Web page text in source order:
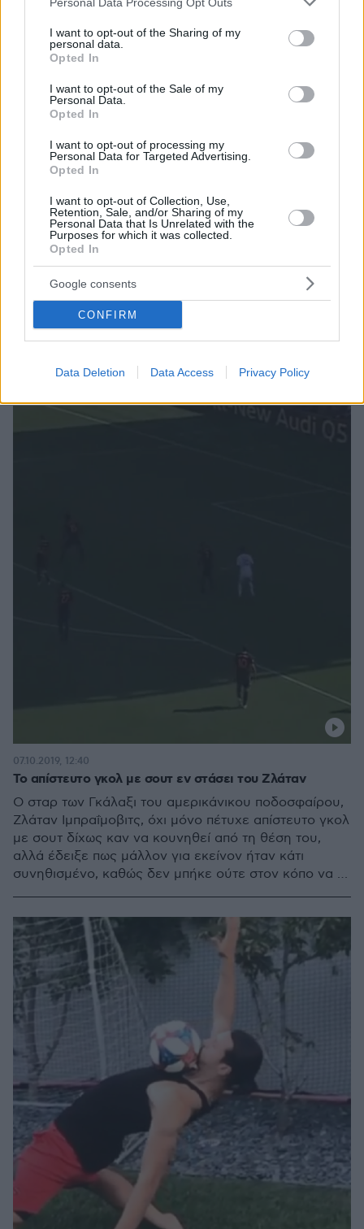
not limited to your visit or usage behaviour. You may click to
grant or deny consent to Google and its third-party tags to
use your data for below specified purposes in below Google
consent section.
I want to opt-out of the Sharing of my
personal data.
Opted In
I want to opt-out of the Sale of my
Personal Data.
Opted In
I want to opt-out of processing my
Personal Data for Targeted Advertising.
Opted In
I want to opt-out of Collection, Use,
Retention, Sale, and/or Sharing of my
Personal Data that Is Unrelated with the
Purposes for which it was collected.
Opted In
Google consents
CONFIRM
Data Deletion Data Access Privacy Policy
Premier League: Σε επαφές με Ιμπραΐμοβιτς η
Γιουνάιτεντ
Να επαναφέρουν στις τάξεις τους τον Σουηδό
αστέρα, Ζλάταν Ιμπραΐμοβιτς, επιθυμούν οι άνθρωποι
της Μάντσεστερ Γιουνάιτεντ, οι οποίοι εμφανίζονται…
απεγνωσμένοι για μία σπουδαία μεταγραφική
11.11.2019, 11:17 4
Το απίστευτο γκολ με σουτ εν στάσει του Ζλάταν
Ο σταρ των Γκάλαξι του αμερικάνικου ποδοσφαίρου,
Ζλάταν Ιμπραΐμοβιτς, όχι μόνο πέτυχε απίστευτο γκολ
με σουτ δίχως καν να κουνηθεί από τη θέση του,
αλλά έδειξε πως μάλλον για εκείνον ήταν κάτι
συνηθισμένο, καθώς δεν μπήκε ούτε στον κόπο να το
07.10.2019, 12:40